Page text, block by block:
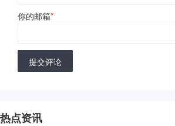
你的邮箱*
提交评论
热点资讯